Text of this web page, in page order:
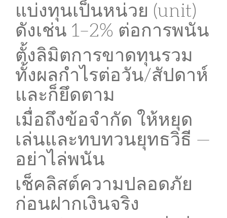
แบ่งทุนเป็นหน่วย (unit)
ดังเช่น 1–2% ต่อการพนัน
ตั้งลิมิตการขาดทุนรวม
ทั้งผลกำไรต่อวัน/สัปดาห์
และก็ยึดตาม
เมื่อถึงข้อจำกัด ให้หยุด
เล่นและทบทวนยุทธวิธี —
อย่าไล่พนัน
เช็คลิสต์ความปลอดภัย
ก่อนฝากเงินจริง